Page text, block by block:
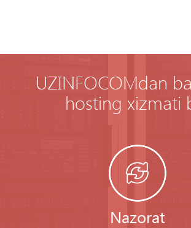
UZINFOCOMdan
hosting xizmati
Nazorat